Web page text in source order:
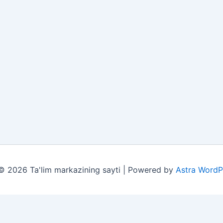
2026 Ta'lim markazining sayti | Powered by Astra